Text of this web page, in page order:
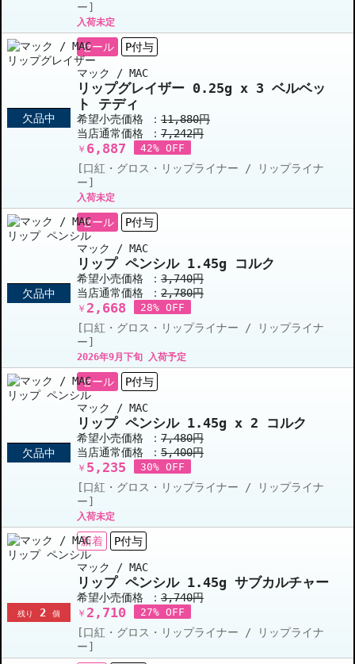
ー]
入荷未定
欠品中
セール P付与
マック / MAC
リップグレイザー 0.25g x 3 ベルベッ
ト テディ
希望小売価格 ： 11,880円
当店通常価格 ： 7,242円
￥ 6,887 42% OFF
[口紅・グロス・リップライナー / リップライナ
ー]
入荷未定
欠品中
セール P付与
マック / MAC
リップ ペンシル 1.45g コルク
希望小売価格 ： 3,740円
当店通常価格 ： 2,780円
￥ 2,668 28% OFF
[口紅・グロス・リップライナー / リップライナ
ー]
2026年9月下旬 入荷予定
欠品中
セール P付与
マック / MAC
リップ ペンシル 1.45g x 2 コルク
希望小売価格 ： 7,480円
当店通常価格 ： 5,400円
￥ 5,235 30% OFF
[口紅・グロス・リップライナー / リップライナ
ー]
入荷未定
残り 2 個
新着 P付与
マック / MAC
リップ ペンシル 1.45g サブカルチャー
希望小売価格 ： 3,740円
￥ 2,710 27% OFF
[口紅・グロス・リップライナー / リップライナ
ー]